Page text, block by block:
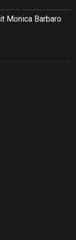
Monica Barbaro